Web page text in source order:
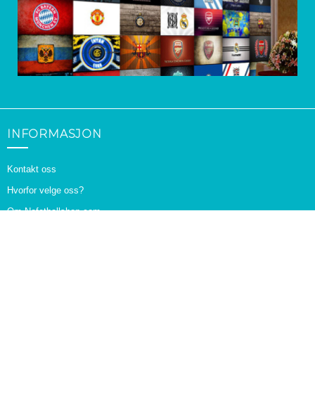
INFORMASJON
Kontakt oss
Hvorfor velge oss?
Om Nofotballshop.com